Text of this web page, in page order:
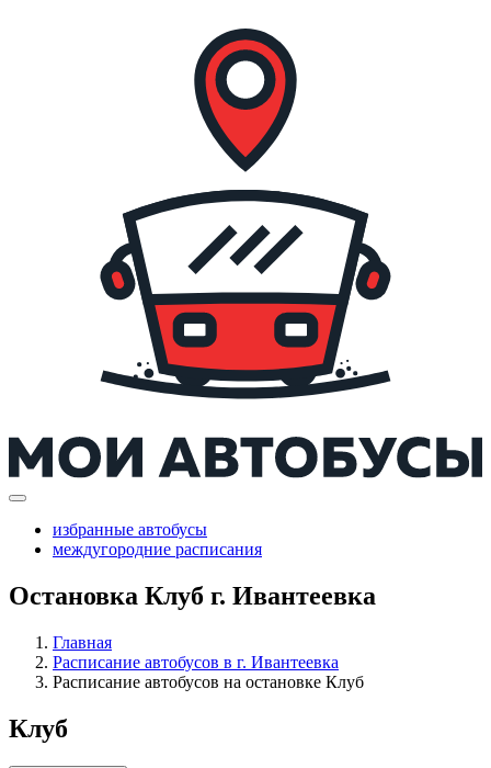
избранные автобусы
междугородние расписания
Остановка Клуб г. Ивантеевка
Главная
Расписание автобусов в г. Ивантеевка
Расписание автобусов на остановке Клуб
Клуб